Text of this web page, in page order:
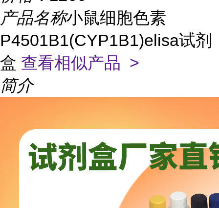
产品名称小鼠细胞色素
P4501B1(CYP1B1)elisa试剂
盒 查看相似产品 >
简介